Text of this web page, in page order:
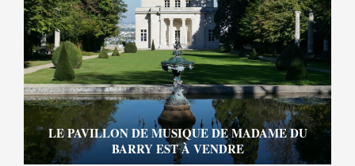
LE PAVILLON DE MUSIQUE DE MADAME DU
BARRY EST À VENDRE